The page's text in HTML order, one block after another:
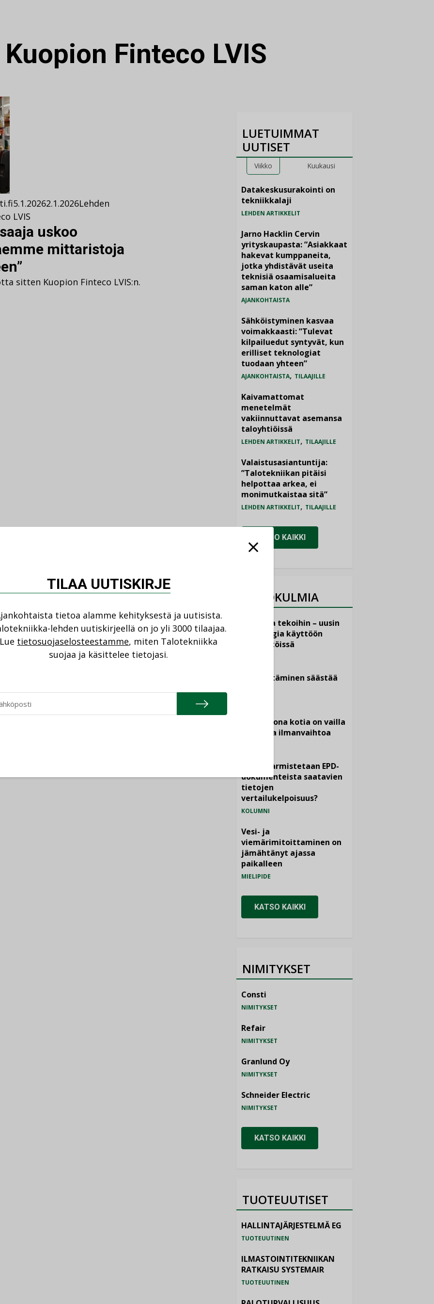
Kuopion Finteco LVIS
5.1.20262.1.2026Lehden
LVIS
uskoo
mittaristoja
sitten Kuopion Finteco LVIS:n.
LUETUIMMAT
UUTISET
Viikko Kuukausi
Datakeskusurakointi on
tekniikkalaji
LEHDEN ARTIKKELIT
Jarno Hacklin Cervin
yrityskaupasta: ”Asiakkaat
hakevat kumppaneita,
jotka yhdistävät useita
teknisiä osaamisalueita
saman katon alle”
AJANKOHTAISTA
Sähköistyminen kasvaa
voimakkaasti: ”Tulevat
kilpailuedut syntyvät, kun
erilliset teknologiat
tuodaan yhteen”
AJANKOHTAISTA, TILAAJILLE
Kaivamattomat
menetelmät
vakiinnuttavat asemansa
taloyhtiöissä
LEHDEN ARTIKKELIT, TILAAJILLE
Valaistusasiantuntija:
”Talotekniikan pitäisi
helpottaa arkea, ei
monimutkaistaa sitä”
LEHDEN ARTIKKELIT, TILAAJILLE
KATSO KAIKKI
NÄKÖKULMIA
Puheista tekoihin – uusin
teknologia käyttöön
kiinteistöissä
Sähköistäminen säästää
Yli miljoona kotia on vailla
toimivaa ilmanvaihtoa
Miten varmistetaan EPD-
dokumenteista saatavien
tietojen
vertailukelpoisuus?
KOLUMNI
Vesi- ja
viemärimitoittaminen on
jämähtänyt ajassa
paikalleen
MIELIPIDE
KATSO KAIKKI
NIMITYKSET
Consti
NIMITYKSET
Refair
NIMITYKSET
Granlund Oy
NIMITYKSET
Schneider Electric
NIMITYKSET
KATSO KAIKKI
TUOTEUUTISET
HALLINTAJÄRJESTELMÄ EG
TUOTEUUTINEN
ILMASTOINTITEKNIIKAN
RATKAISU SYSTEMAIR
TUOTEUUTINEN
TILAA UUTISKIRJE
tietoa alamme kehityksestä ja uutisista.
lehden uutiskirjeellä on jo yli 3000 tilaajaa.
Lue tietosuojaselosteestamme, miten Talotekniikka
suojaa ja käsittelee tietojasi.